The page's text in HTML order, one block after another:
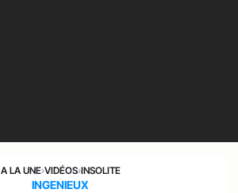
A LA UNE›VIDÉOS›INSOLITE
INGENIEUX